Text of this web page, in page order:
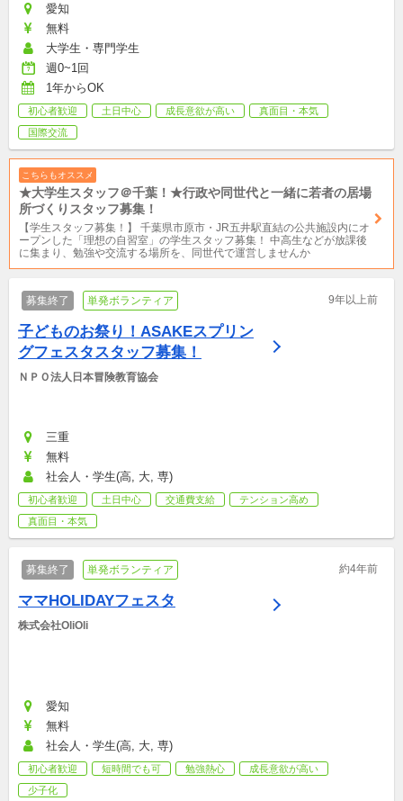
愛知
無料
大学生・専門学生
週0~1回
1年からOK
初心者歓迎 土日中心 成長意欲が高い
真面目・本気
国際交流
こちらもオススメ
★大学生スタッフ＠千葉！★行政や同世代と一緒に若者の居場
所づくりスタッフ募集！
【学生スタッフ募集！】 千葉県市原市・JR五井駅直結の公共施設内にオ
ープンした「理想の自習室」の学生スタッフ募集！ 中高生などが放課後
に集まり、勉強や交流する場所を、同世代で運営しませんか
募集終了 単発ボランティア 9年以上前
子どものお祭り！ASAKEスプリン
グフェスタスタッフ募集！
ＮＰＯ法人日本冒険教育協会
三重
無料
社会人・学生(高, 大, 専)
初心者歓迎 土日中心 交通費支給
テンション高め
真面目・本気
募集終了 単発ボランティア 約4年前
ママHOLIDAYフェスタ
株式会社OliOli
愛知
無料
社会人・学生(高, 大, 専)
初心者歓迎 短時間でも可 勉強熱心
成長意欲が高い
少子化